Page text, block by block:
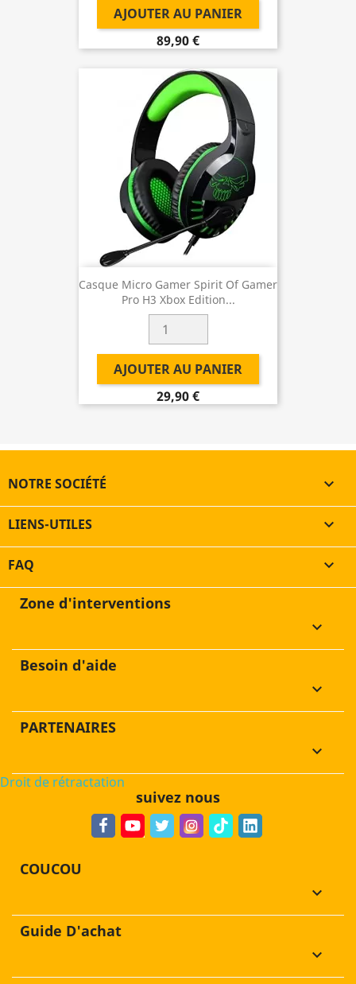
AJOUTER AU PANIER
89,90 €
Casque Micro Gamer Spirit Of Gamer
Pro H3 Xbox Edition...
AJOUTER AU PANIER
29,90 €
NOTRE SOCIÉTÉ 
LIENS-UTILES 
FAQ 
Zone d'interventions
keyboard_arrow_down
Besoin d'aide
keyboard_arrow_down
PARTENAIRES
keyboard_arrow_down
Droit de rétractation
suivez nous
COUCOU
keyboard_arrow_down
Guide D'achat
keyboard_arrow_down